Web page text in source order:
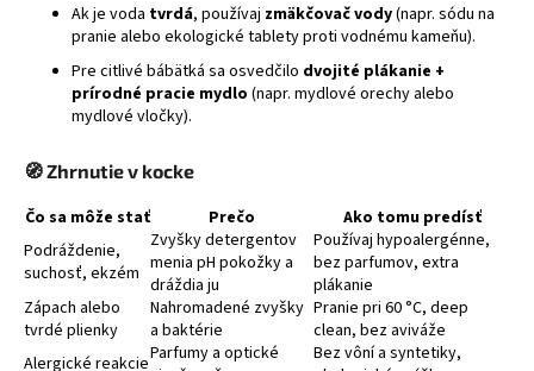
Ak je voda tvrdá, používaj zmäkčovač vody(napr. sódu na
pranie alebo ekologické tablety proti vodnému kameňu).
Pre citlivé bábätká sa osvedčilo dvojité plákanie +
prírodné pracie mydlo (napr. mydlové orechy alebo
mydlové vločky).
🧭Zhrnutie v kocke
Čo sa môže stať Prečo
Ako tomu predísť
Podráždenie,
suchosť, ekzém
Zvyšky detergentov
menia pH pokožky a
dráždia ju
Používaj hypoalergénne,
bez parfumov, extra
plákanie
Zápach alebo
tvrdé plienky
Nahromadené zvyšky
a baktérie
Pranie pri 60 °C, deep
clean, bez aviváže
Alergické reakcieParfumy a optické
Bez vôní a syntetiky,